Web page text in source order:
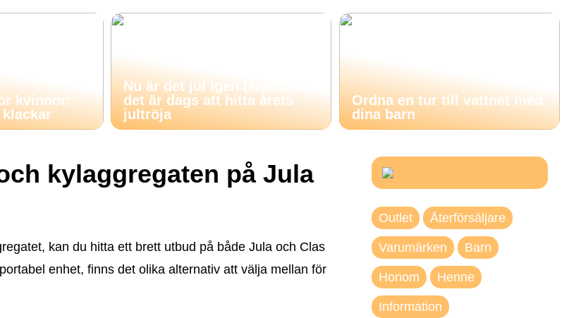
kvinnor:
Nu är det jul igen (snart) och
det är dags att hitta årets
jultröja
Ordna en tur till vattnet med
dina barn
kylaggregaten på Jula
kan du hitta ett brett utbud på både Jula och Clas
enhet, finns det olika alternativ att välja mellan för
Outlet Återförsäljare
Varumärken Barn
Honom Henne
Information